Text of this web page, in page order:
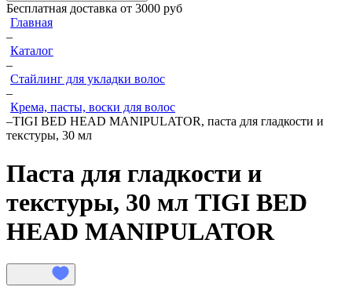
Бесплатная доставка от 3000 руб
Главная
–
Каталог
–
Стайлинг для укладки волос
–
Крема, пасты, воски для волос
–TIGI BED HEAD MANIPULATOR, паста для гладкости и
текстуры, 30 мл
Паста для гладкости и
текстуры, 30 мл TIGI BED
HEAD MANIPULATOR